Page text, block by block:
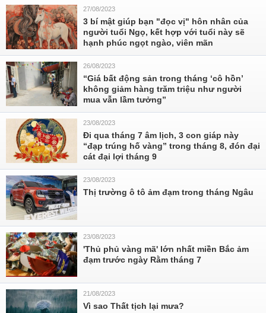
27/08/2023
3 bí mật giúp bạn "đọc vị" hôn nhân của
người tuổi Ngọ, kết hợp với tuổi này sẽ
hạnh phúc ngọt ngào, viên mãn
26/08/2023
“Giá bất động sản trong tháng ‘cô hồn’
không giảm hàng trăm triệu như người
mua vẫn lầm tưởng”
23/08/2023
Đi qua tháng 7 âm lịch, 3 con giáp này
“đạp trúng hố vàng” trong tháng 8, đón đại
cát đại lợi tháng 9
23/08/2023
Thị trường ô tô ảm đạm trong tháng Ngâu
23/08/2023
'Thủ phủ vàng mã' lớn nhất miền Bắc ảm
đạm trước ngày Rằm tháng 7
21/08/2023
Vì sao Thất tịch lại mưa?